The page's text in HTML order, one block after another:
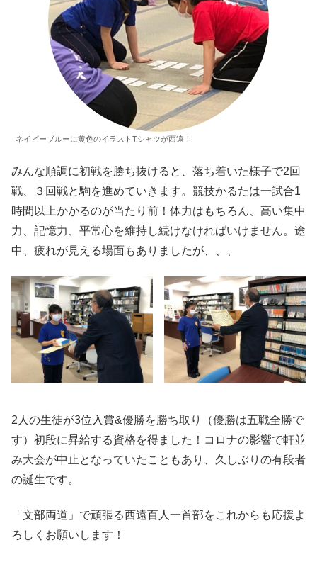
ネイビーブルーに黄色のイラストTシャツが西遠！
みんな順調に初戦を勝ち抜けると、落ち着いた様子で2回
戦、３回戦と駒を進めていきます。競技かるたは一試合1
時間以上かかるのが当たり前！体力はもちろん、高い集中
力、記憶力、平常心を維持し続けなければいけません。途
中、疲れが見える場面もありましたが、、、
2人の生徒が3位入賞&優勝を勝ち取り（優勝は五戦全勝で
す）初段に昇給する資格を得ました！コロナの影響で軒並
み大会が中止となっていたこともあり、久しぶりの有段者
の誕生です。
「文部両道」で頑張る西遠百人一首部をこれからも応援よ
ろしくお願いします！